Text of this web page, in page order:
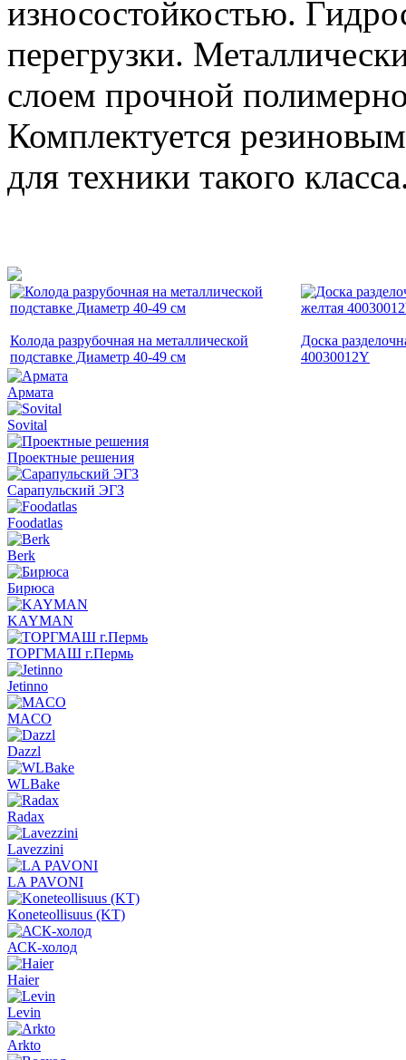
износостойкостью.
перегрузки.
слоем прочной
Комплектуется
для техники такого
Колода разрубочная на металлической
подставке Диаметр 40-49 cм
Доска
40030012Y
Армата
Sovital
Проектные решения
Сарапульский ЭГЗ
Foodatlas
Berk
Бирюса
KAYMAN
ТОРГМАШ г.Пермь
Jetinno
MACO
Dazzl
WLBake
Radax
Lavezzini
LA PAVONI
Koneteollisuus (KT)
АСК-холод
Haier
Levin
Arkto